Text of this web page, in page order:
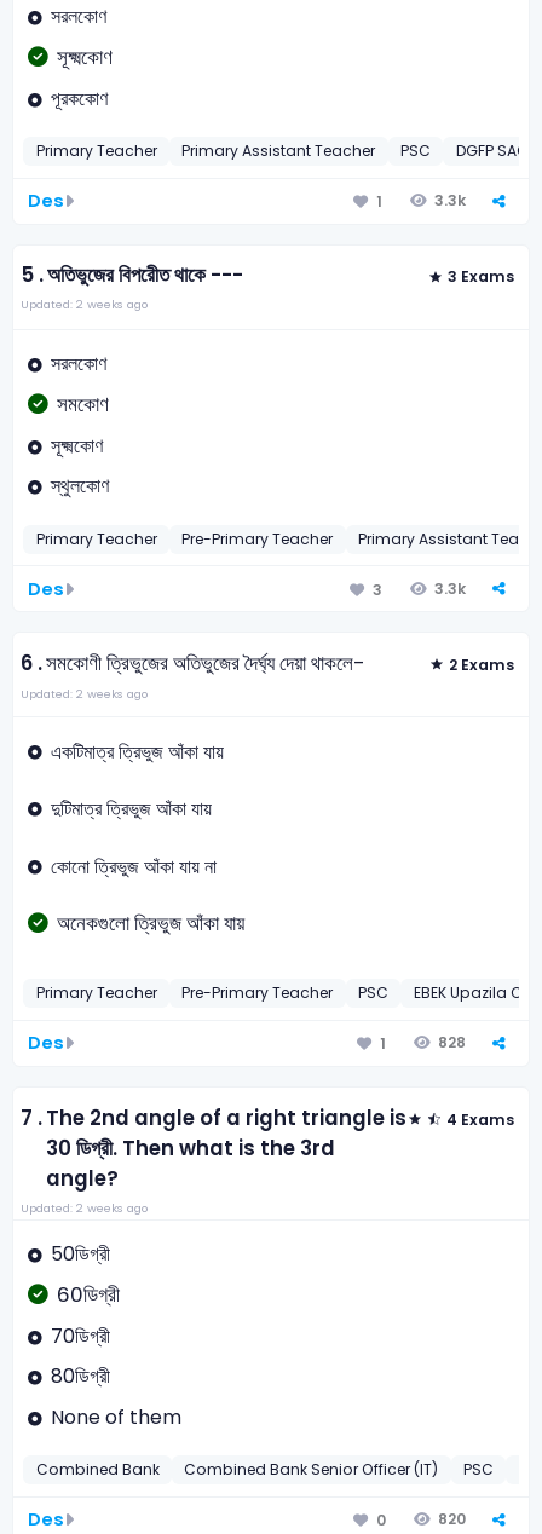
সরলকোণ
সূক্ষ্মকোণ
পূরককোণ
Primary Teacher Primary Assistant Teacher PSC DGFP
Des 1 3.3k
5 .অতিভুজের বিপরীেত থাকে --- 3 Exams
Updated: 2 weeks ago
সরলকোণ
সমকোণ
সূক্ষ্মকোণ
স্থুলকোণ
Primary Teacher Pre-Primary Teacher Primary Assistant
Des 3 3.3k
6 .সমকোণী ত্রিভুজের অতিভুজের দৈর্ঘ্য দেয়া থাকলে- 2 Exams
Updated: 2 weeks ago
একটিমাত্র ত্রিভুজ আঁকা যায়
দুটিমাত্র ত্রিভুজ আঁকা যায়
কোনো ত্রিভুজ আঁকা যায় না
অনেকগুলো ত্রিভুজ আঁকা যায়
Primary Teacher Pre-Primary Teacher PSC EBEK Upazila
Des 1 828
7 .The 2nd angle of a right triangle is
30 ডিগ্রী. Then what is the 3rd
angle?
4 Exams
Updated: 2 weeks ago
50ডিগ্রী
60ডিগ্রী
70ডিগ্রী
80ডিগ্রী
None of them
Combined Bank Combined Bank Senior Officer (IT) PSC
Des 0 820